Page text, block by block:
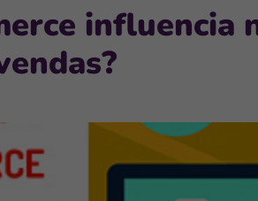
influencia